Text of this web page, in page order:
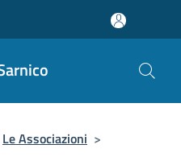
Le Associazioni >